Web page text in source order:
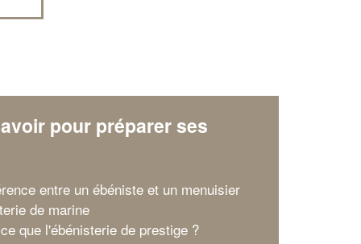
pour préparer ses
entre un ébéniste et un menuisier
de marine
que l'ébénisterie de prestige ?